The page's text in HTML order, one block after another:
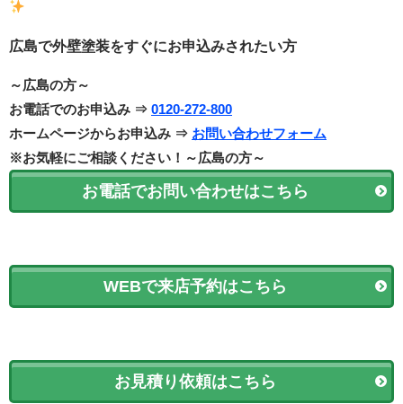
広島で外壁塗装をすぐにお申込みされたい方
～広島の方～
お電話でのお申込み ⇒ 0120-272-800
ホームページからお申込み ⇒ お問い合わせフォーム
※お気軽にご相談ください！～広島の方～
お電話でお問い合わせはこちら
WEBで来店予約はこちら
お見積り依頼はこちら